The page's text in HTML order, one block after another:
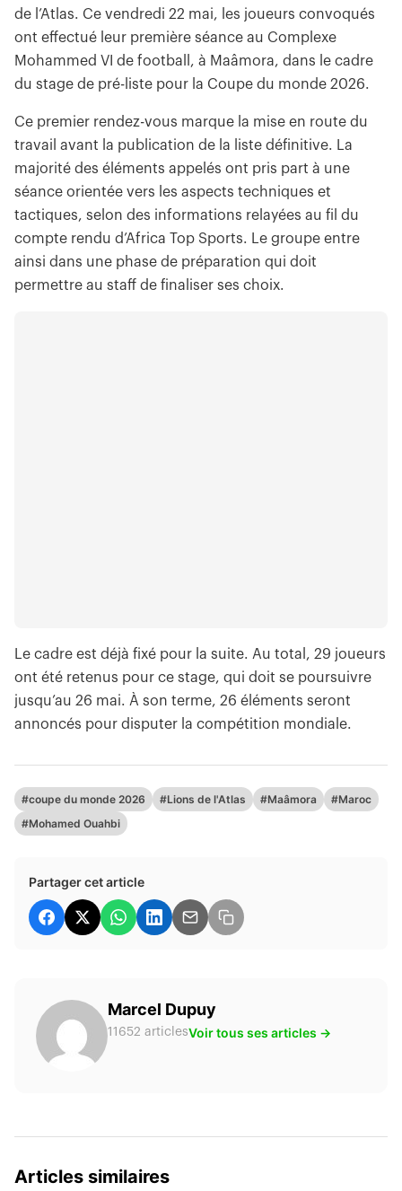
de l’Atlas. Ce vendredi 22 mai, les joueurs convoqués
ont effectué leur première séance au Complexe
Mohammed VI de football, à Maâmora, dans le cadre
du stage de pré-liste pour la Coupe du monde 2026.
Ce premier rendez-vous marque la mise en route du
travail avant la publication de la liste définitive. La
majorité des éléments appelés ont pris part à une
séance orientée vers les aspects techniques et
tactiques, selon des informations relayées au fil du
compte rendu d’Africa Top Sports. Le groupe entre
ainsi dans une phase de préparation qui doit
permettre au staff de finaliser ses choix.
Le cadre est déjà fixé pour la suite. Au total, 29 joueurs
ont été retenus pour ce stage, qui doit se poursuivre
jusqu’au 26 mai. À son terme, 26 éléments seront
annoncés pour disputer la compétition mondiale.
#coupe du monde 2026 #Lions de l'Atlas #Maâmora
#Maroc
#Mohamed Ouahbi
Partager cet article
Marcel Dupuy
11652 articlesVoir tous ses articles →
Articles similaires